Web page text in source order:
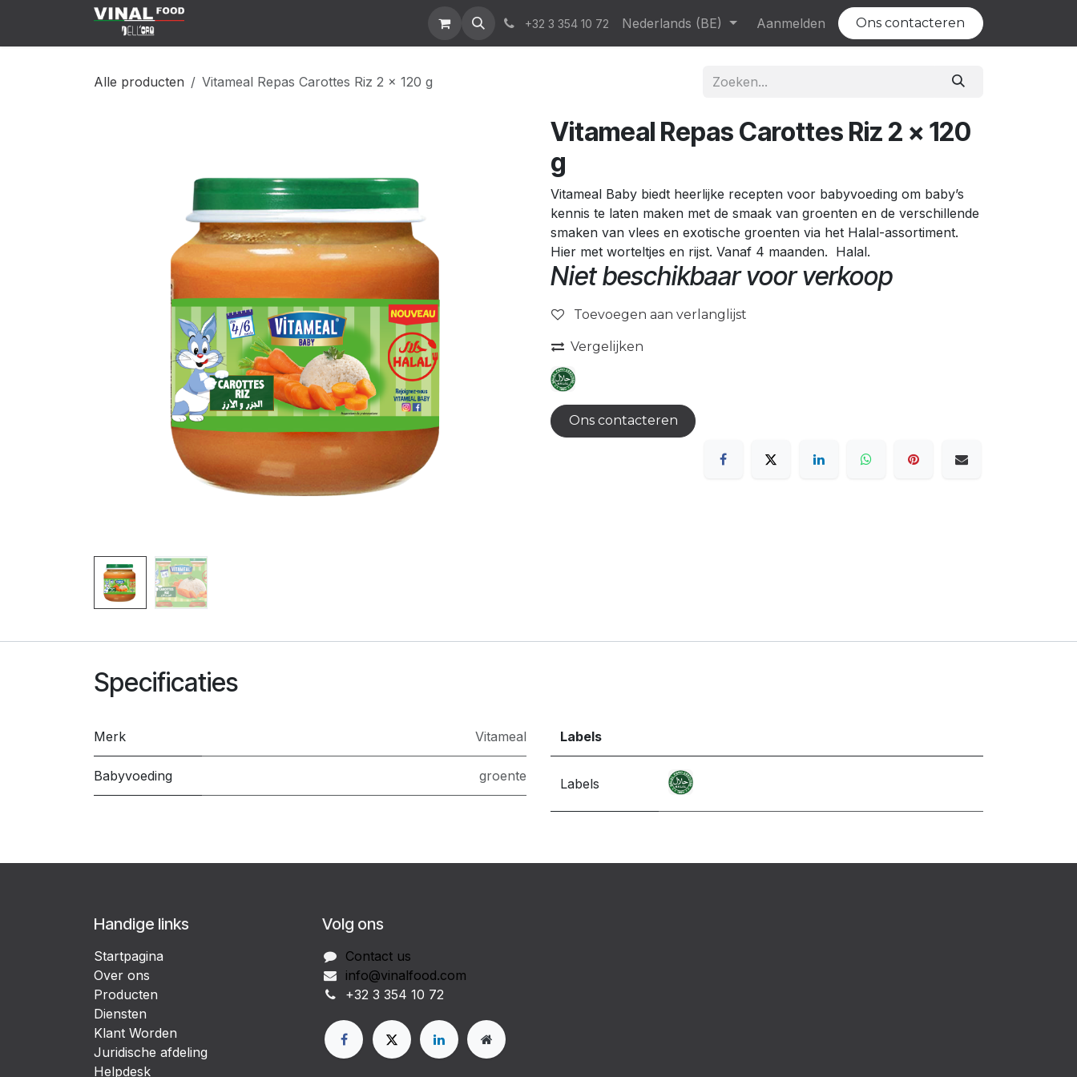
Overslaan naar inhoud
News & Events Who We Are Contact Help Evenementen Vacatures
+32 3 354 10 72 Nederlands (BE) Aanmelden Ons contacteren
Alle producten Vitameal Repas Carottes Riz 2 x 120 g
Vitameal Repas Carottes Riz 2 x 120
g
Vitameal Baby biedt heerlijke recepten voor babyvoeding om baby’s
kennis te laten maken met de smaak van groenten en de verschillende
smaken van vlees en exotische groenten via het Halal-assortiment.
Hier met worteltjes en rijst. Vanaf 4 maanden. Halal.
Niet beschikbaar voor verkoop
Toevoegen aan verlanglijst
Vergelijken
Ons contacteren
Specificaties
Merk Vitameal
Babyvoeding groente
Labels
Labels
Handige links
Startpagina
Over ons
Producten
Diensten
Klant Worden
Juridische afdeling
Helpdesk
Volg ons
Contact us
info@vinalfood.com
+32 3 354 10 72